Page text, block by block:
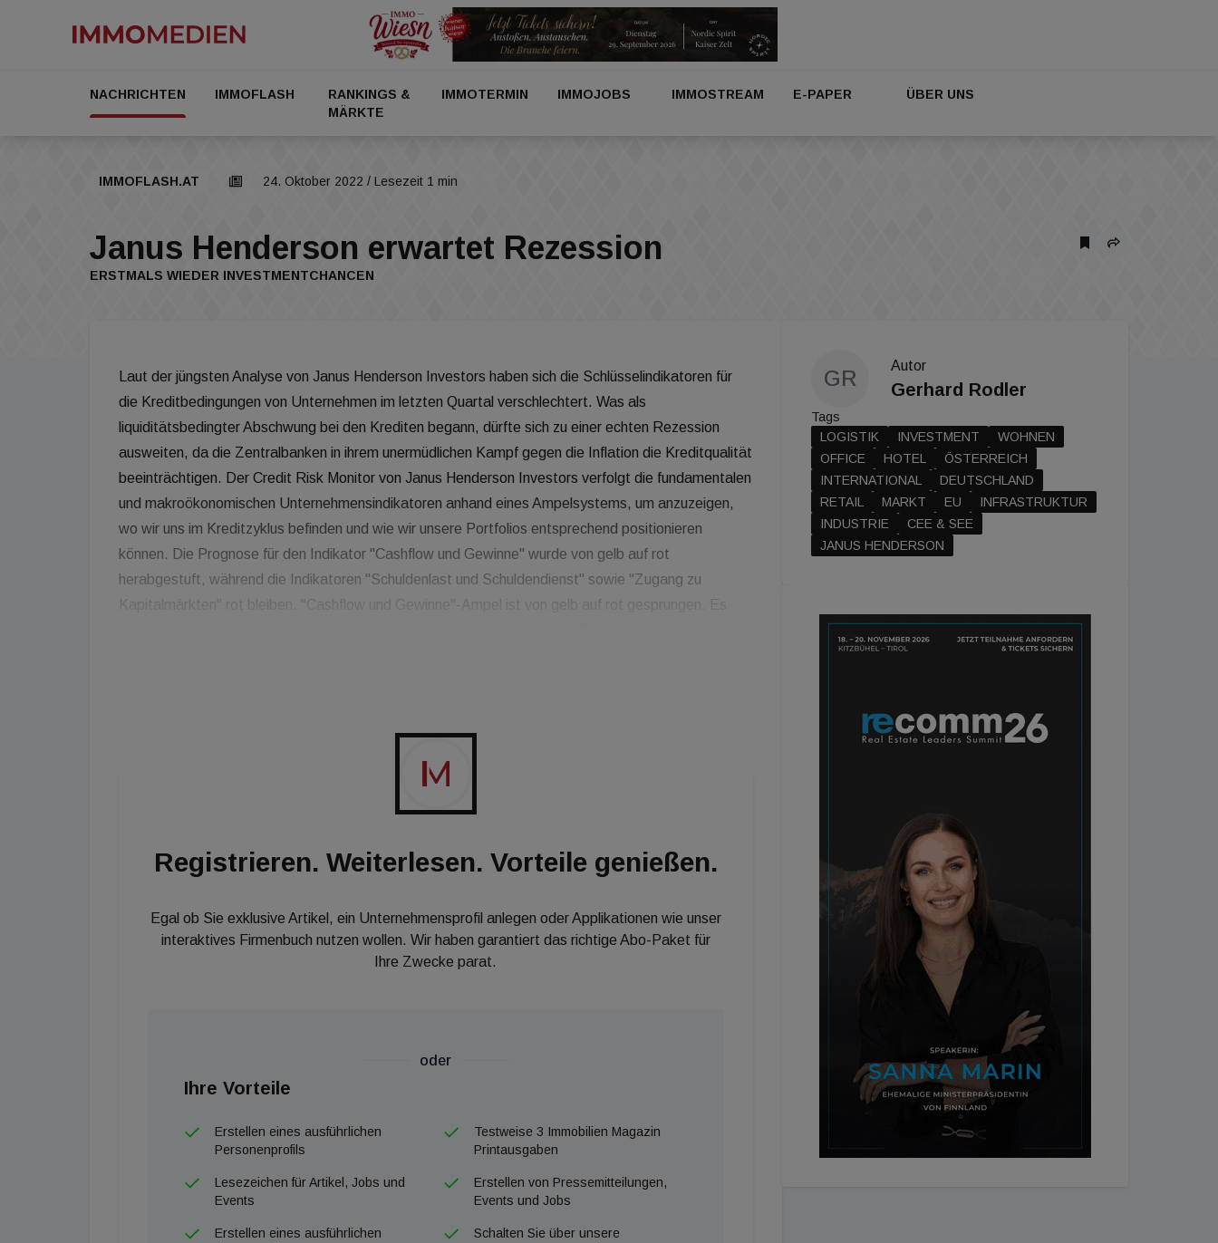
NACHRICHTEN IMMOFLASH
RANKINGS &
MÄRKTE
IMMOTERMIN IMMOJOBS IMMOSTREAM E-PAPER ÜBER UNS
IMMOFLASH.AT 24. Oktober 2022 / Lesezeit 1 min
Janus Henderson erwartet Rezession
ERSTMALS WIEDER INVESTMENTCHANCEN
Laut der jüngsten Analyse von Janus Henderson Investors haben sich die Schlüsselindikatoren für
die Kreditbedingungen von Unternehmen im letzten Quartal verschlechtert. Was als
liquiditätsbedingter Abschwung bei den Krediten begann, dürfte sich zu einer echten Rezession
ausweiten, da die Zentralbanken in ihrem unermüdlichen Kampf gegen die Inflation die Kreditqualität
beeinträchtigen. Der Credit Risk Monitor von Janus Henderson Investors verfolgt die fundamentalen
und makroökonomischen Unternehmensindikatoren anhand eines Ampelsystems, um anzuzeigen,
wo wir uns im Kreditzyklus befinden und wie wir unsere Portfolios entsprechend positionieren
können. Die Prognose für den Indikator "Cashflow und Gewinne" wurde von gelb auf rot
herabgestuft, während die Indikatoren "Schuldenlast und Schuldendienst" sowie "Zugang zu
Kapitalmärkten" rot bleiben. "Cashflow und Gewinne"-Ampel ist von gelb auf rot gesprungen. Es
demnächst reif für die nächsten - jetzt wieder sich rechnenden - Investitionen.
Registrieren. Weiterlesen. Vorteile genießen.
Egal ob Sie exklusive Artikel, ein Unternehmensprofil anlegen oder Applikationen wie unser
interaktives Firmenbuch nutzen wollen. Wir haben garantiert das richtige Abo-Paket für
Ihre Zwecke parat.
oder
Ihre Vorteile
Erstellen eines ausführlichen
Personenprofils
Testweise 3 Immobilien Magazin
Printausgaben
Lesezeichen für Artikel, Jobs und
Events
Erstellen von Pressemitteilungen,
Events und Jobs
Erstellen eines ausführlichen
Schalten Sie über unsere
GR
Autor
Gerhard Rodler
Tags
LOGISTIK
INVESTMENT
WOHNEN
OFFICE
HOTEL
ÖSTERREICH
INTERNATIONAL
DEUTSCHLAND
RETAIL
MARKT EU
INFRASTRUKTUR
INDUSTRIE
CEE & SEE
JANUS HENDERSON